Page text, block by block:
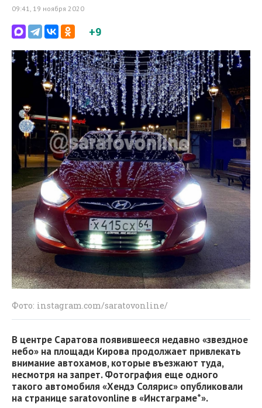
09:41, 19 ноября 2020
+9
Фото: instagram.com/saratovonline/
В центре Саратова появившееся недавно «звездное
небо» на площади Кирова продолжает привлекать
внимание автохамов, которые въезжают туда,
несмотря на запрет. Фотография еще одного
такого автомобиля «Хендэ Солярис» опубликовали
на странице saratovonline в «Инстаграме*».